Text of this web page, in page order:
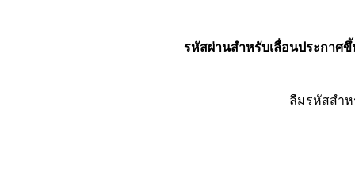
รหัสผ่านสำหรับเลื่อนประกาศขึ้
ลืมรหัสสำ